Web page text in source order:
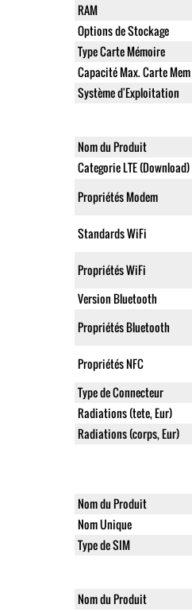
RAM
Options de Stockage
Type Carte Mémoire
Capacité Max. Carte Mem
Système d'Exploitation
Nom du Produit
Categorie LTE (Download)
Propriétés Modem
Standards WiFi
Propriétés WiFi
Version Bluetooth
Propriétés Bluetooth
Propriétés NFC
Type de Connecteur
Radiations (tete, Eur)
Radiations (corps, Eur)
Nom du Produit
Nom Unique
Type de SIM
Nom du Produit